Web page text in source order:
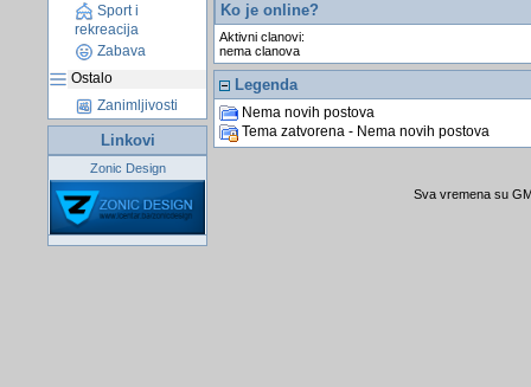
Sport i
rekreacija
Zabava
Ostalo
Zanimljivosti
Linkovi
Zonic Design
Ko je online?
Aktivni clanovi:
nema clanova
Legenda
Nema novih postova
Tema zatvorena - Nema novih postova
Sva vremena su